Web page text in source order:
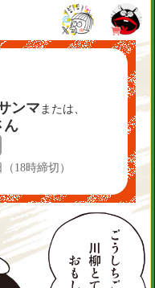
ンマ または、
ん
18時締切）